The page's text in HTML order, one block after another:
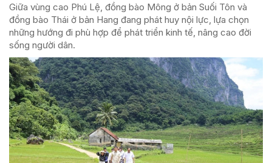
Giữa vùng cao Phú Lệ, đồng bào Mông ở bản Suối Tôn và
đồng bào Thái ở bản Hang đang phát huy nội lực, lựa chọn
những hướng đi phù hợp để phát triển kinh tế, nâng cao đời
sống người dân.